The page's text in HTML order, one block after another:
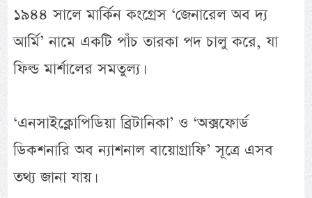
১৯৪৪ সালে মার্কিন কংগ্রেস ‘জেনারেল অব দ্য
আর্মি’ নামে একটি পাঁচ তারকা পদ চালু করে, যা
ফিল্ড মার্শালের সমতুল্য।
‘এনসাইক্লোপিডিয়া ব্রিটানিকা’ ও ‘অক্সফোর্ড
ডিকশনারি অব ন্যাশনাল বায়োগ্রাফি’ সূত্রে এসব
তথ্য জানা যায়।